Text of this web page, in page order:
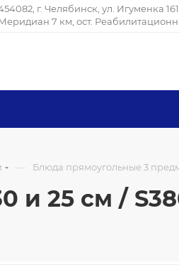
г. Челябинск, ул. Игуменка
7 км, ост.
— Блюда прямоугольные 3
и 25 см /